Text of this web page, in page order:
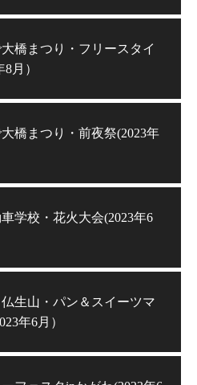
橋まつり・フリースタイ
月）
橋まつり・前夜祭(2023年
学校・花火大会(2023年6
生山・パン＆スイーツマ
年6月）